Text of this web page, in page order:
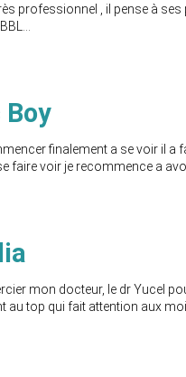
professionnel , il pense à ses
finalement a se voir il a
faire voir je recommence a
mon docteur, le dr Yucel
au top qui fait attention aux